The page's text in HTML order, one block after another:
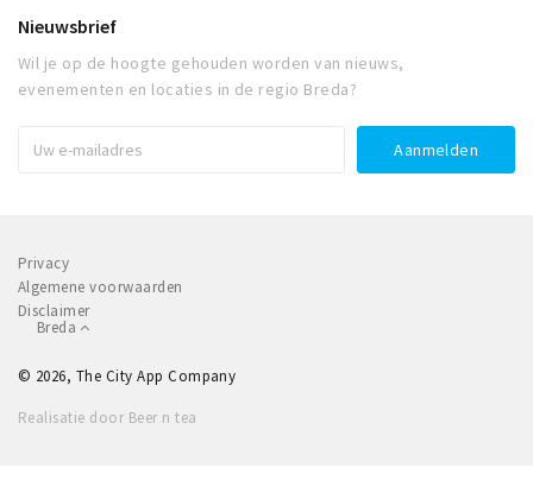
Nieuwsbrief
Wil je op de hoogte gehouden worden van nieuws,
evenementen en locaties in de regio Breda?
Privacy
Algemene voorwaarden
Disclaimer
Breda
© 2026, The City App Company
Realisatie door Beer n tea